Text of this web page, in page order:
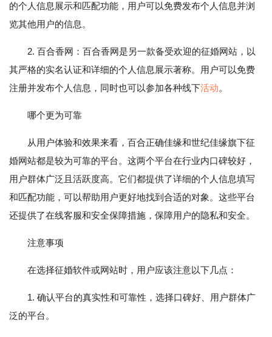
的个人信息展示和匹配功能，用户可以免费发布个人信息并浏
览其他用户的信息。
2. 百合香网：百合香网是另一款备受欢迎的征婚网站，以
其严格的实名认证和详细的个人信息展示著称。用户可以免费
注册并发布个人信息，同时也可以参加各种线下活动。
哪个更为可靠
从用户体验和效果来看，百合正确佳缘和世纪佳缘旗下征
婚网站都是较为可靠的平台。这两个平台在行业内口碑较好，
用户群体广泛且活跃度高。它们都提供了详细的个人信息填写
和匹配功能，可以帮助用户更好地找到合适的对象。这些平台
还提供了在线客服和安全保障措施，保障用户的隐私和安全。
注意事项
在选择征婚软件或网站时，用户应该注意以下几点：
1. 确认平台的真实性和可靠性，选择口碑好、用户群体广
泛的平台。